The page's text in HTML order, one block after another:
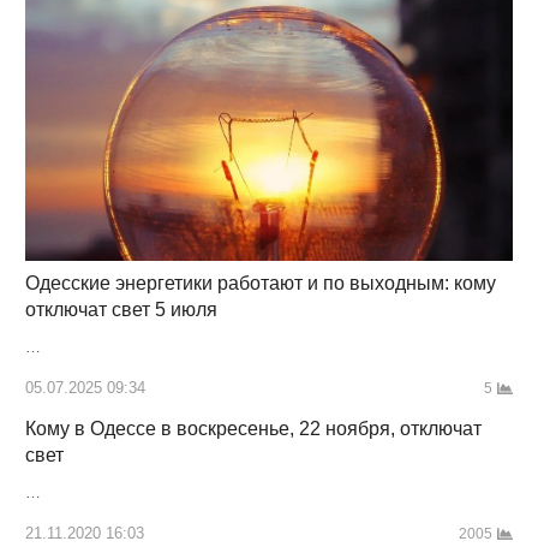
Одесские энергетики работают и по выходным: кому
отключат свет 5 июля
…
05.07.2025 09:34 5
Кому в Одессе в воскресенье, 22 ноября, отключат
свет
21.11.2020 16:03 2005